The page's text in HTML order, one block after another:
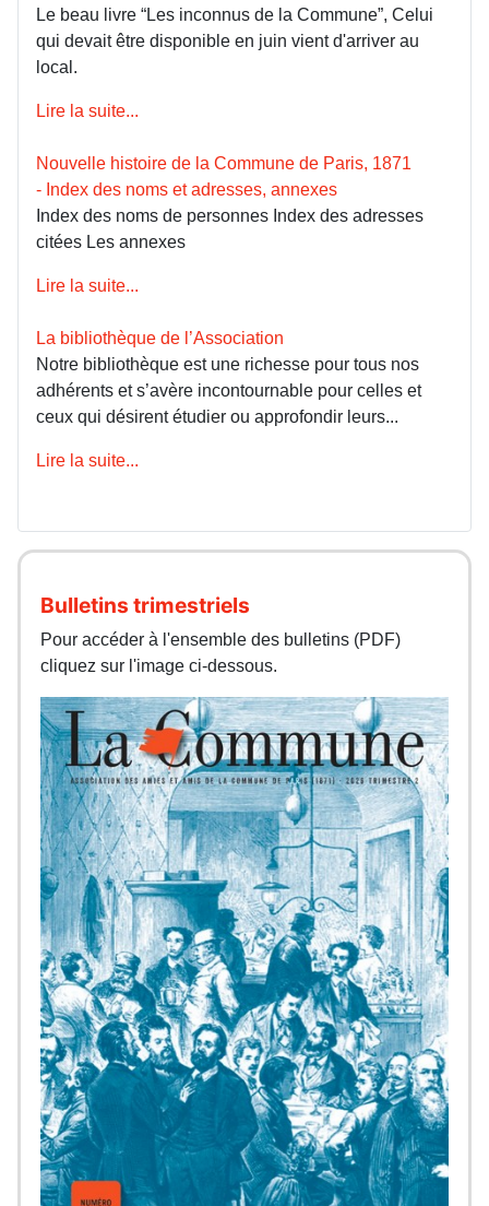
Le beau livre “Les inconnus de la Commune”, Celui
qui devait être disponible en juin vient d'arriver au
local.
Lire la suite...
Nouvelle histoire de la Commune de Paris, 1871
- Index des noms et adresses, annexes
Index des noms de personnes Index des adresses
citées Les annexes
Lire la suite...
La bibliothèque de l’Association
Notre bibliothèque est une richesse pour tous nos
adhérents et s’avère incontournable pour celles et
ceux qui désirent étudier ou approfondir leurs...
Lire la suite...
Bulletins trimestriels
Pour accéder à l'ensemble des bulletins (PDF)
cliquez sur l'image ci-dessous.